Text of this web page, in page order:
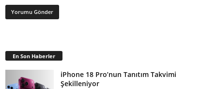
En Son Haberler
iPhone 18 Pro’nun Tanıtım Takvimi
Şekilleniyor